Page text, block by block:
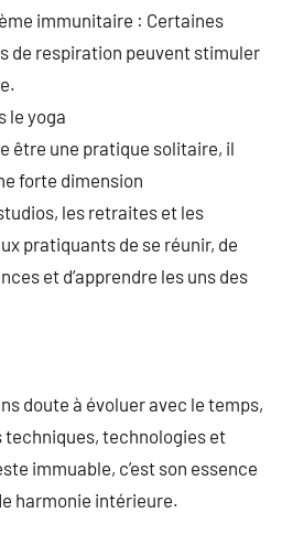
immunitaire : Certaines
de respiration peuvent stimuler
le yoga
être une pratique solitaire, il
forte dimension
les retraites et les
pratiquants de se réunir, de
et d’apprendre les uns des
doute à évoluer avec le temps,
techniques, technologies et
immuable, c’est son essence
harmonie intérieure.